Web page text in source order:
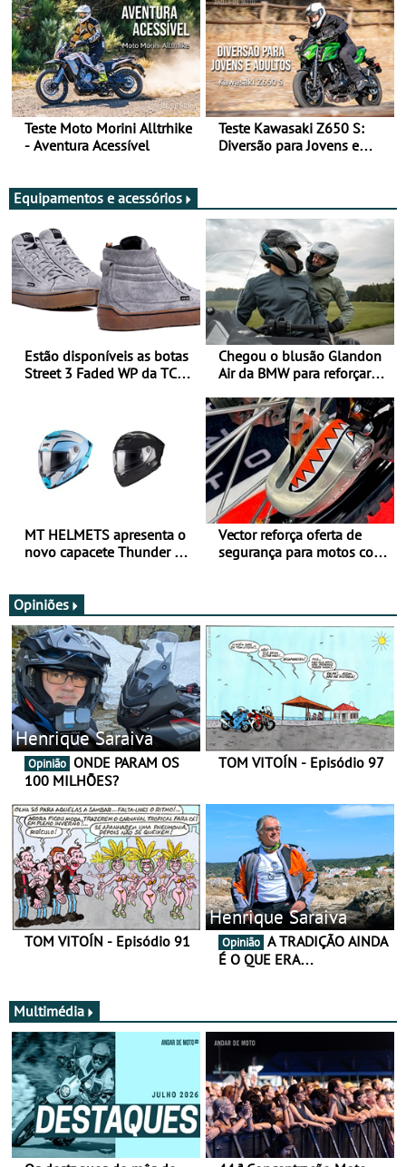
Teste Moto Morini Alltrhike
- Aventura Acessível
Teste Kawasaki Z650 S:
Diversão para Jovens e
Equipamentos e acessórios
Estão disponíveis as botas
Street 3 Faded WP da TCX
Chegou o blusão Glandon
Air da BMW para reforçar
verão
MT HELMETS apresenta o
novo capacete Thunder 4 R
Vector reforça oferta de
segurança para motos com
Opiniões
Henrique Saraiva
Opinião
100 MILHÕES?
TOM VITOÍN - Episódio 97
TOM VITOÍN - Episódio 91
Henrique Saraiva
Opinião
É O QUE ERA…
Multimédia